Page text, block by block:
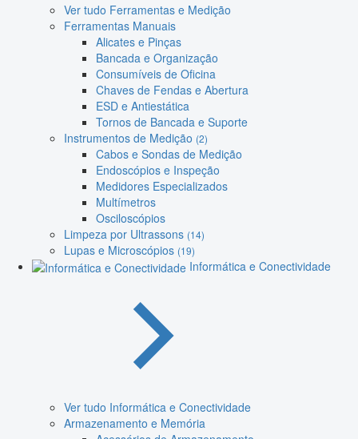
Ver tudo Ferramentas e Medição
Ferramentas Manuais
Alicates e Pinças
Bancada e Organização
Consumíveis de Oficina
Chaves de Fendas e Abertura
ESD e Antiestática
Tornos de Bancada e Suporte
Instrumentos de Medição (2)
Cabos e Sondas de Medição
Endoscópios e Inspeção
Medidores Especializados
Multímetros
Osciloscópios
Limpeza por Ultrassons (14)
Lupas e Microscópios (19)
Informática e Conectividade
Ver tudo Informática e Conectividade
Armazenamento e Memória